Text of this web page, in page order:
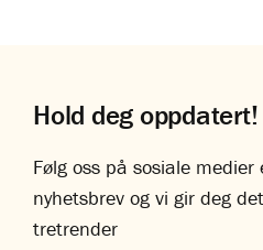
Hold deg oppdatert!
Følg oss på sosiale
nyhetsbrev og vi gir deg
tretrender